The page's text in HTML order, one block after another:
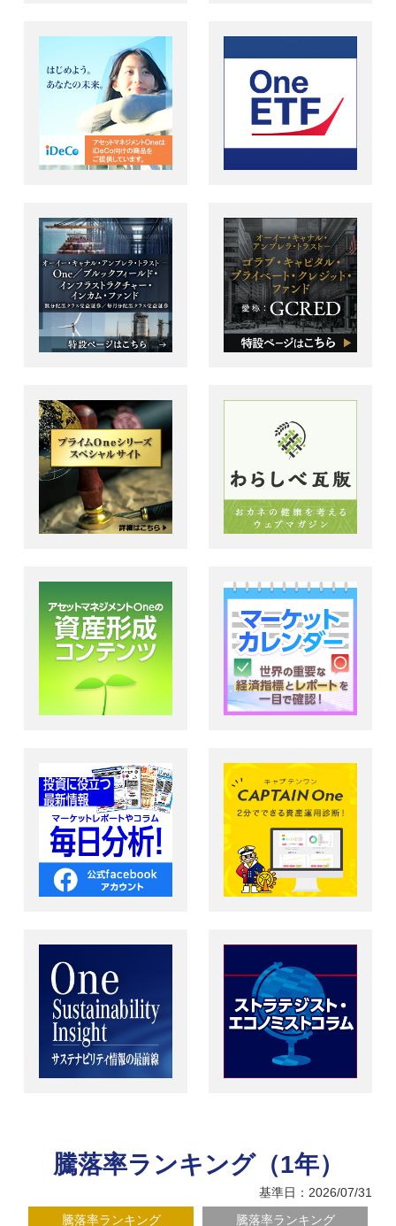
騰落率ランキング（1年）
基準日：2026/07/31
騰落率ランキング
騰落率ランキング